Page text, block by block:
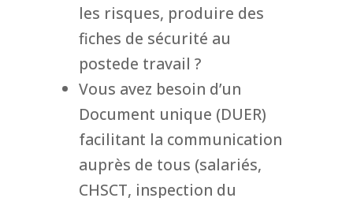
les risques, produire des
fiches de sécurité au
postede travail ?
Vous avez besoin d’un
Document unique (DUER)
facilitant la communication
auprès de tous (salariés,
CHSCT, inspection du